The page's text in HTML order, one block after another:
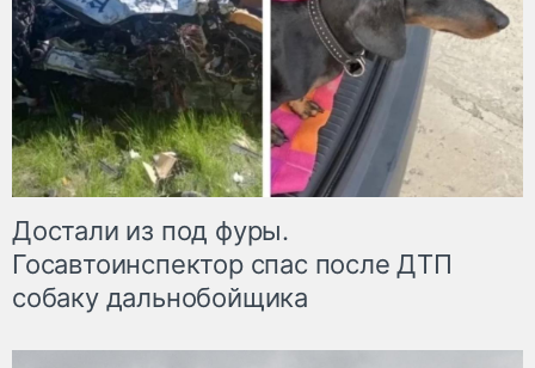
Достали из под фуры.
Госавтоинспектор спас после ДТП
собаку дальнобойщика